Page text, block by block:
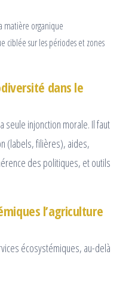
matière organique
ciblée sur les périodes et zones
dans le
seule injonction morale. Il faut
(labels, filières), aides,
des politiques, et outils
l’agriculture
écosystémiques, au-delà